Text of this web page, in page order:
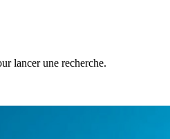
lancer une recherche.